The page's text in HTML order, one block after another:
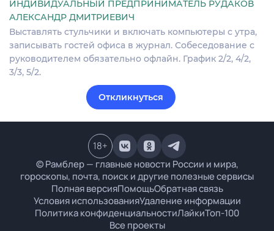
ИНДИВИДУАЛЬНЫЙ ПРЕДПРИНИМАТЕЛЬ РУДАКОВ
АЛЕКСАНДР ДМИТРИЕВИЧ
Выставлять стульчики и включать компьютеры с утра,
записывать гостей офиса в журнал. Собеседование с
руководителем обязательно офлайн. График 2/2, 4/2,
3/3, 5/2.
Откликнуться
© Рамблер — главные новости России и мира,
гороскопы, почта, поиск и другие полезные сервисы
Полная версияПомощьОбратная связь
Условия использованияУдаление информации
Политика конфиденциальностиЛайкиТоп-100
Все проекты
18+